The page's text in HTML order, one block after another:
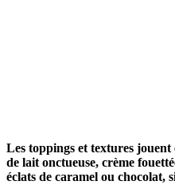
Les toppings et textures jouent
de lait onctueuse, crème
éclats de caramel ou chocolat,